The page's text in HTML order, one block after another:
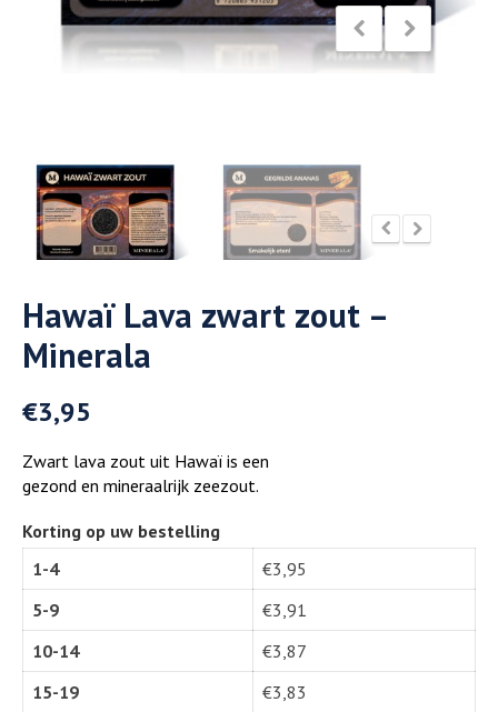
Hawaï Lava zwart zout –
Minerala
€3,95
Zwart lava zout uit Hawaï is een
gezond en mineraalrijk zeezout.
Korting op uw bestelling
1-4
€3,95
5-9
€3,91
10-14
€3,87
15-19
€3,83